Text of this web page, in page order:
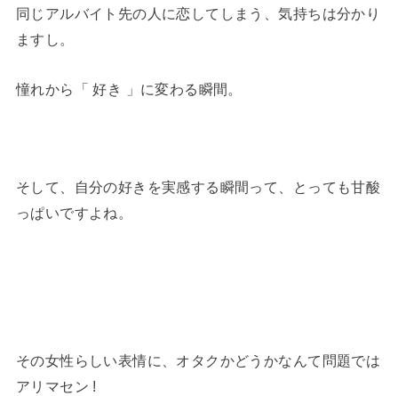
同じアルバイト先の人に恋してしまう、気持ちは分かり
ますし。
憧れから「 好き 」に変わる瞬間。
そして、自分の好きを実感する瞬間って、とっても甘酸
っぱいですよね。
その女性らしい表情に、オタクかどうかなんて問題では
アリマセン !